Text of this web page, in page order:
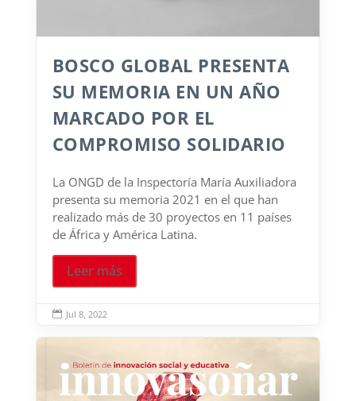
BOSCO GLOBAL PRESENTA
SU MEMORIA EN UN AÑO
MARCADO POR EL
COMPROMISO SOLIDARIO
La ONGD de la Inspectoría María Auxiliadora
presenta su memoria 2021 en el que han
realizado más de 30 proyectos en 11 países
de África y América Latina.
Leer más
 Jul 8, 2022